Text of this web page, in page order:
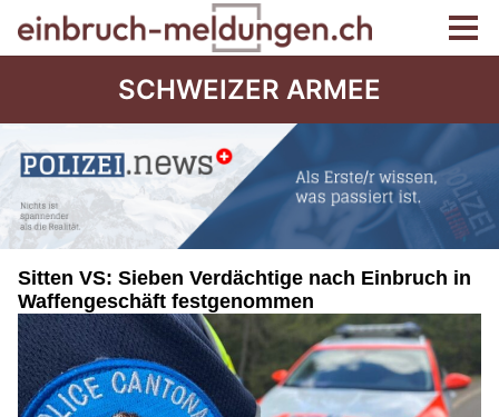
SCHWEIZER ARMEE
Sitten VS: Sieben Verdächtige nach Einbruch in
Waffengeschäft festgenommen